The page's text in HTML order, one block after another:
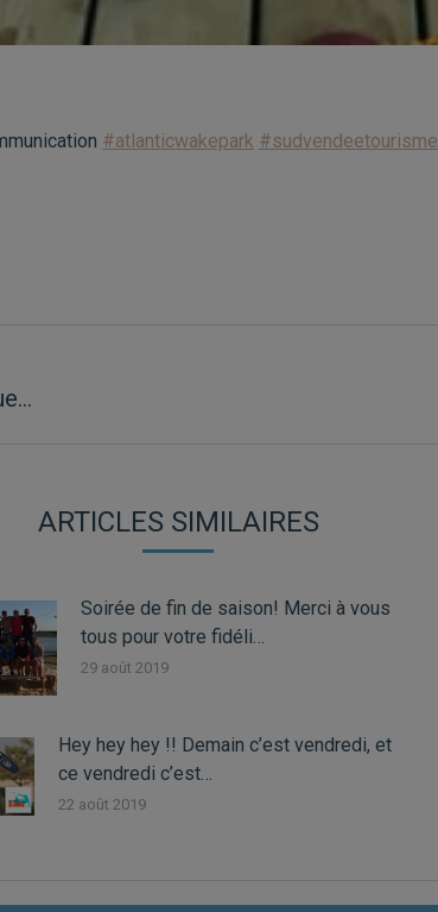
#atlanticwakepark #sudvendeetourisme
ARTICLES SIMILAIRES
Soirée de fin de saison! Merci à vous
tous pour votre fidéli…
29 août 2019
Hey hey hey !! Demain c’est vendredi, et
ce vendredi c’est…
22 août 2019